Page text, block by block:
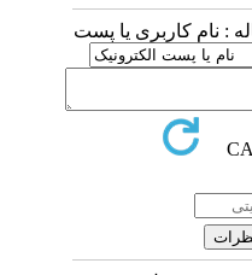
: نام کاربری یا پست